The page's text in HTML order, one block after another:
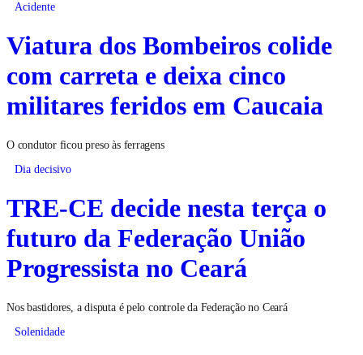
Acidente
Viatura dos Bombeiros colide
com carreta e deixa cinco
militares feridos em Caucaia
O condutor ficou preso às ferragens
Dia decisivo
TRE-CE decide nesta terça o
futuro da Federação União
Progressista no Ceará
Nos bastidores, a disputa é pelo controle da Federação no Ceará
Solenidade